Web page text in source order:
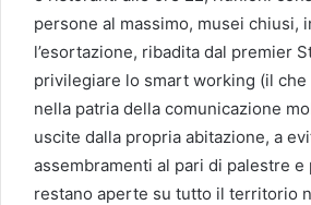
persone al massimo, musei chiusi,
l’esortazione, ribadita dal premier
privilegiare lo smart working (il che
nella patria della comunicazione
uscite dalla propria abitazione, a
assembramenti al pari di palestre e
restano aperte su tutto il territorio